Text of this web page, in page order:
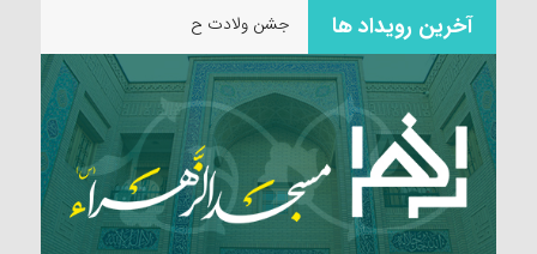
آخرین رویداد ها جشن ولادت حضرت زین